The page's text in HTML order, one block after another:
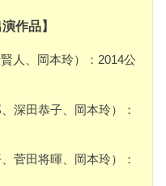
作品】
人、岡本玲）：2014公
深田恭子、岡本玲）：
菅田将暉、岡本玲）：